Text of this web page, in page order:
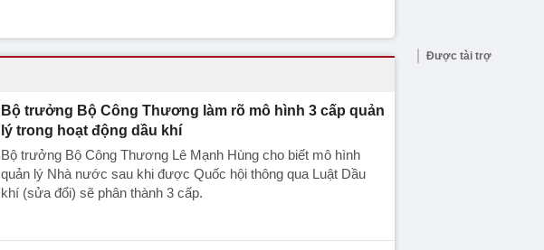
Bộ trưởng Bộ Công Thương làm rõ mô hình 3 cấp quản
lý trong hoạt động dầu khí
Bộ trưởng Bộ Công Thương Lê Mạnh Hùng cho biết mô hình
quản lý Nhà nước sau khi được Quốc hội thông qua Luật Dầu
khí (sửa đổi) sẽ phân thành 3 cấp.
Được tài trợ